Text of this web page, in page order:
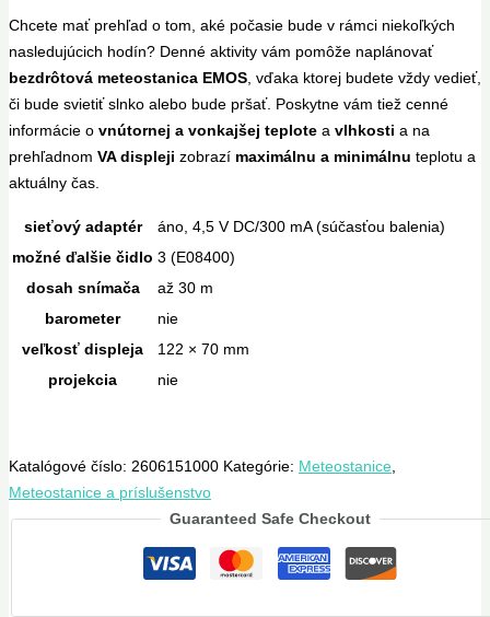
Chcete mať prehľad o tom, aké počasie bude v rámci niekoľkých
nasledujúcich hodín? Denné aktivity vám pomôže naplánovať
bezdrôtová meteostanica EMOS , vďaka ktorej budete vždy vedieť,
či bude svietiť slnko alebo bude pršať. Poskytne vám tiež cenné
informácie o vnútornej a vonkajšej teplote a vlhkosti a na
prehľadnom VA displeji zobrazí maximálnu a minimálnu teplotu a
aktuálny čas.
sieťový adaptér
áno, 4,5 V DC/300 mA (súčasťou balenia)
možné ďalšie čidlo 3 (E08400)
dosah snímača
až 30 m
barometer
nie
veľkosť displeja
122 × 70 mm
projekcia
nie
Katalógové číslo: 2606151000 Kategórie: Meteostanice
Meteostanice a príslušenstvo
Guaranteed Safe Checkout